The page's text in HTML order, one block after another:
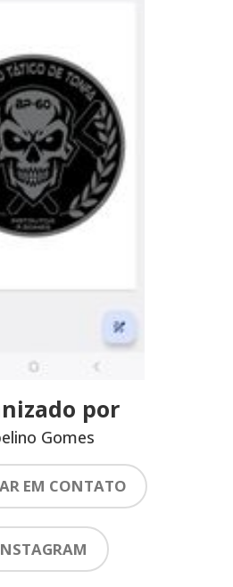
por
Gomes
EM CONTATO